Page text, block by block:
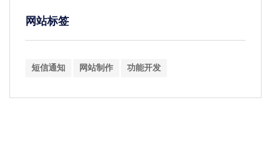
网站标签
短信通知 网站制作 功能开发